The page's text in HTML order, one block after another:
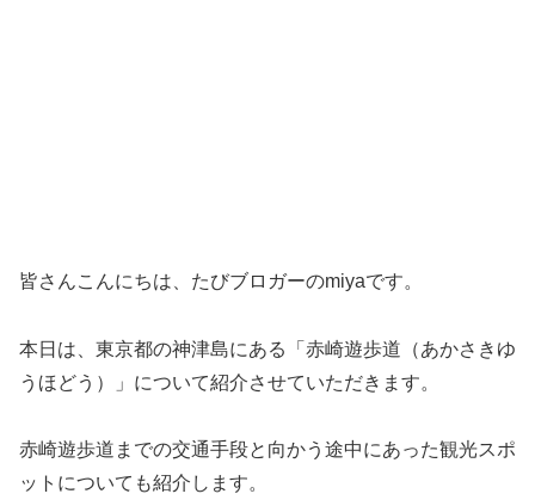
皆さんこんにちは、たびブロガーのmiyaです。
本日は、東京都の神津島にある「赤崎遊歩道（あかさきゆ
うほどう）」について紹介させていただきます。
赤崎遊歩道までの交通手段と向かう途中にあった観光スポ
ットについても紹介します。